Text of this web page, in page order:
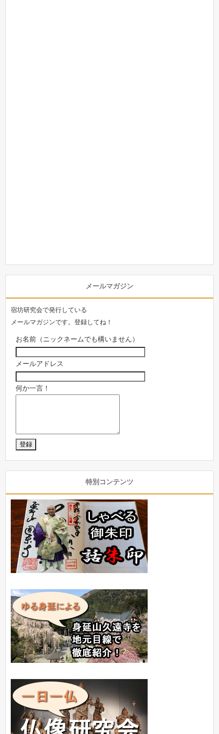
メールマガジン
宿坊研究会で発行している
メールマガジンです。登録してね！
お名前（ニックネームでも構いません）
メールアドレス
何か一言！
特別コンテンツ